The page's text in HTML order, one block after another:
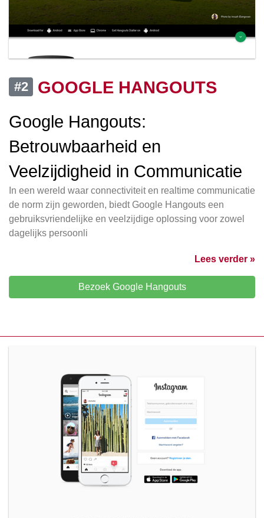
#2
GOOGLE HANGOUTS
Google Hangouts:
Betrouwbaarheid en
Veelzijdigheid in Communicatie
In een wereld waar connectiviteit en realtime communicatie
de norm zijn geworden, biedt Google Hangouts een
gebruiksvriendelijke en veelzijdige oplossing voor zowel
dagelijks persoonli
Lees verder »
Bezoek Google Hangouts